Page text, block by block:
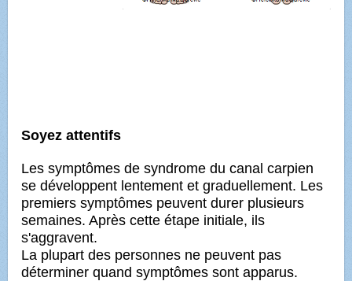
Soyez attentifs
Les symptômes de syndrome du canal carpien
se développent lentement et graduellement. Les
premiers symptômes peuvent durer plusieurs
semaines. Après cette étape initiale, ils
s'aggravent.
La plupart des personnes ne peuvent pas
déterminer quand symptômes sont apparus.